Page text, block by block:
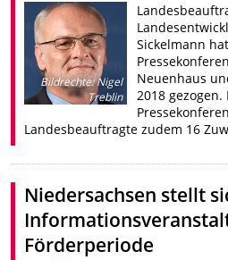
Bildrechte:Nigel
Treblin
Sickelmann
Neuenhaus
2018
Landesbeauftragte zudem 16
Niedersachsen stellt
Förderperiode